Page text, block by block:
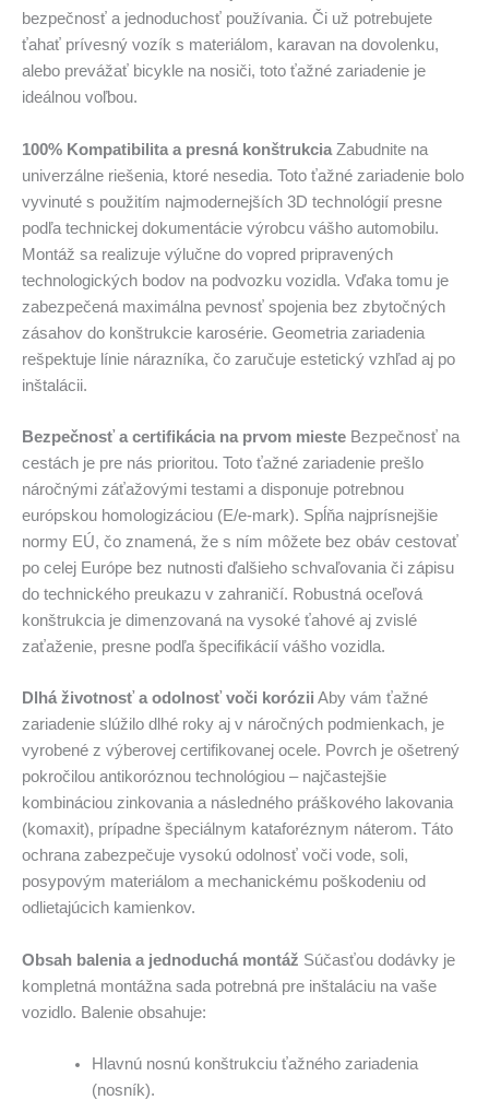
bezpečnosť a jednoduchosť používania. Či už potrebujete
ťahať prívesný vozík s materiálom, karavan na dovolenku,
alebo prevážať bicykle na nosiči, toto ťažné zariadenie je
ideálnou voľbou.
100% Kompatibilita a presná konštrukcia Zabudnite na
univerzálne riešenia, ktoré nesedia. Toto ťažné zariadenie bolo
vyvinuté s použitím najmodernejších 3D technológií presne
podľa technickej dokumentácie výrobcu vášho automobilu.
Montáž sa realizuje výlučne do vopred pripravených
technologických bodov na podvozku vozidla. Vďaka tomu je
zabezpečená maximálna pevnosť spojenia bez zbytočných
zásahov do konštrukcie karosérie. Geometria zariadenia
rešpektuje línie nárazníka, čo zaručuje estetický vzhľad aj po
inštalácii.
Bezpečnosť a certifikácia na prvom mieste Bezpečnosť na
cestách je pre nás prioritou. Toto ťažné zariadenie prešlo
náročnými záťažovými testami a disponuje potrebnou
európskou homologizáciou (E/e-mark). Spĺňa najprísnejšie
normy EÚ, čo znamená, že s ním môžete bez obáv cestovať
po celej Európe bez nutnosti ďalšieho schvaľovania či zápisu
do technického preukazu v zahraničí. Robustná oceľová
konštrukcia je dimenzovaná na vysoké ťahové aj zvislé
zaťaženie, presne podľa špecifikácií vášho vozidla.
Dlhá životnosť a odolnosť voči korózii Aby vám ťažné
zariadenie slúžilo dlhé roky aj v náročných podmienkach, je
vyrobené z výberovej certifikovanej ocele. Povrch je ošetrený
pokročilou antikoróznou technológiou – najčastejšie
kombináciou zinkovania a následného práškového lakovania
(komaxit), prípadne špeciálnym kataforéznym náterom. Táto
ochrana zabezpečuje vysokú odolnosť voči vode, soli,
posypovým materiálom a mechanickému poškodeniu od
odlietajúcich kamienkov.
Obsah balenia a jednoduchá montáž Súčasťou dodávky je
kompletná montážna sada potrebná pre inštaláciu na vaše
vozidlo. Balenie obsahuje:
Hlavnú nosnú konštrukciu ťažného zariadenia
(nosník).